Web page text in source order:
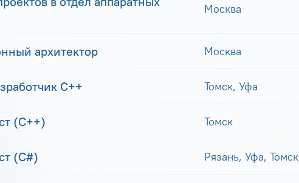
Москва
архитектор Москва
С++ Томск, Уфа
(С++) Томск
(С#) Рязань, Уфа, Томск